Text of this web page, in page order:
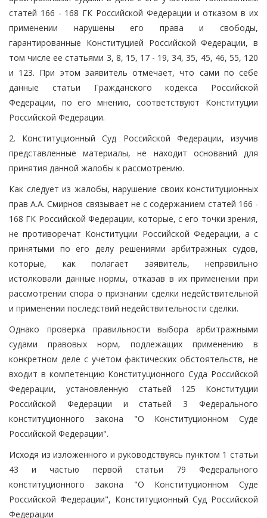
статей 166 - 168 ГК Российской Федерации и отказом в их
применении нарушены его права и свободы,
гарантированные Конституцией Российской Федерации, в
том числе ее статьями 3, 8, 15, 17 - 19, 34, 35, 45, 46, 55, 120
и 123. При этом заявитель отмечает, что сами по себе
данные статьи Гражданского кодекса Российской
Федерации, по его мнению, соответствуют Конституции
Российской Федерации.
2. Конституционный Суд Российской Федерации, изучив
представленные материалы, не находит оснований для
принятия данной жалобы к рассмотрению.
Как следует из жалобы, нарушение своих конституционных
прав А.А. Смирнов связывает не с содержанием статей 166 -
168 ГК Российской Федерации, которые, с его точки зрения,
не противоречат Конституции Российской Федерации, а с
принятыми по его делу решениями арбитражных судов,
которые, как полагает заявитель, неправильно
истолковали данные нормы, отказав в их применении при
рассмотрении спора о признании сделки недействительной
и применении последствий недействительности сделки.
Однако проверка правильности выбора арбитражными
судами правовых норм, подлежащих применению в
конкретном деле с учетом фактических обстоятельств, не
входит в компетенцию Конституционного Суда Российской
Федерации, установленную статьей 125 Конституции
Российской Федерации и статьей 3 Федерального
конституционного закона "О Конституционном Суде
Российской Федерации".
Исходя из изложенного и руководствуясь пунктом 1 статьи
43 и частью первой статьи 79 Федерального
конституционного закона "О Конституционном Суде
Российской Федерации", Конституционный Суд Российской
Федерации